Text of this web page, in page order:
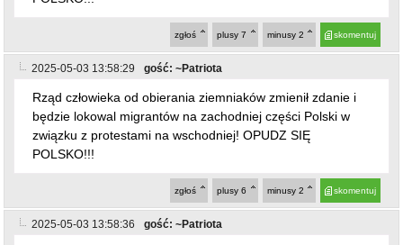
skomentuj
minusy 2
plusy 7
zgłoś
2025-05-03 13:58:29 gość: ~Patriota
Rząd człowieka od obierania ziemniaków zmienił zdanie i
będzie lokowal migrantów na zachodniej części Polski w
związku z protestami na wschodniej! OPUDZ SIĘ
POLSKO!!!
skomentuj
minusy 2
plusy 6
zgłoś
2025-05-03 13:58:36 gość: ~Patriota